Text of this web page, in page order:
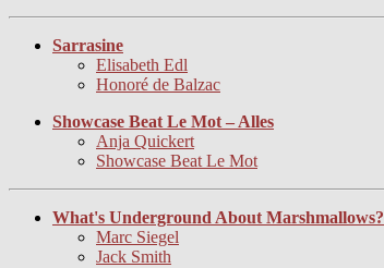
Sarrasine
Elisabeth Edl
Honoré de Balzac
Showcase Beat Le Mot – Alles
Anja Quickert
Showcase Beat Le Mot
What's Underground About Marshmallows?
Marc Siegel
Jack Smith